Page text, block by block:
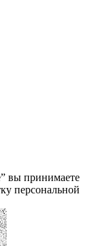
вы принимаете
персональной